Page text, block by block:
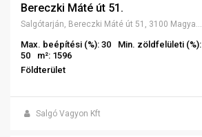
Bereczki Máté út 51.
Max. beépítési (%): 30
Min. zöldfelületi (%):
50
m²: 1596
Földterület
Salgó Vagyon Kft